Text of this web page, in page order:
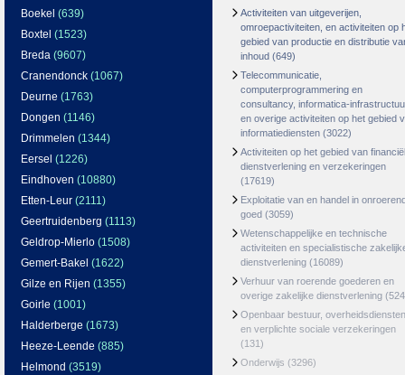
Boekel (639)
Boxtel (1523)
Breda (9607)
Cranendonck (1067)
Deurne (1763)
Dongen (1146)
Drimmelen (1344)
Eersel (1226)
Eindhoven (10880)
Etten-Leur (2111)
Geertruidenberg (1113)
Geldrop-Mierlo (1508)
Gemert-Bakel (1622)
Gilze en Rijen (1355)
Goirle (1001)
Halderberge (1673)
Heeze-Leende (885)
Helmond (3519)
Activiteiten van uitgeverijen,
omroepactiviteiten, en activiteiten op
gebied van productie en distributie
inhoud (649)
Telecommunicatie,
computerprogrammering en
consultancy, informatica-
en overige activiteiten op het gebied
informatiediensten (3022)
Activiteiten op het gebied van
dienstverlening en verzekeringen
(17619)
Exploitatie van en handel in
goed (3059)
Wetenschappelijke en technische
activiteiten en specialistische
dienstverlening (16089)
Verhuur van roerende goederen en
overige zakelijke dienstverlening
Openbaar bestuur, overheidsdiensten
en verplichte sociale verzekeringen
(131)
Onderwijs (3296)